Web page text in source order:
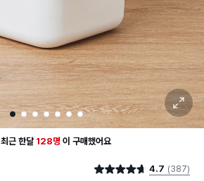
1 2 3 4 5 6 7
확대 보기
최근 한달 128명 이 구매했어요
구매했어요별점 4.7점 4.7 (387)